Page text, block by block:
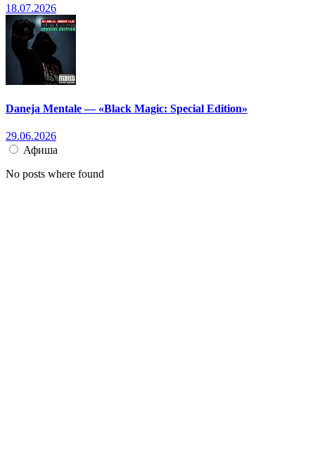
18.07.2026
Daneja Mentale — «Black Magic: Special Edition»
29.06.2026
Афиша
No posts where found